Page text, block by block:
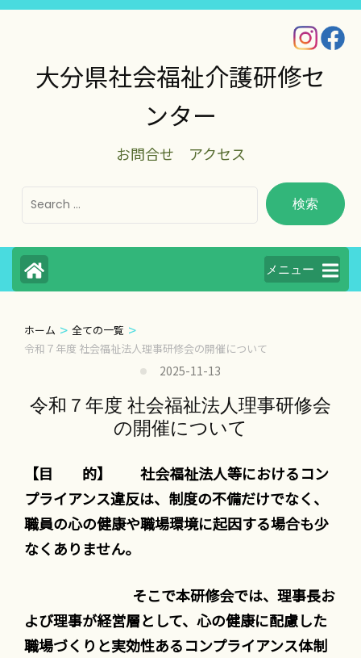
コ
(Enter
を
大分県社会福祉介護研修セ
ンター
お問合せ アクセス
メニュー
ホーム > 全ての一覧 >
令和７年度 社会福祉法人理事研修会の開催について
2025-11-13
令和７年度 社会福祉法人理事研修会
の開催について
【目 的】 社会福祉法人等におけるコン
プライアンス違反は、制度の不備だけでなく、
職員の心の健康や職場環境に起因する場合も少
なくありません。
そこで本研修会では、理事長お
よび理事が経営層として、心の健康に配慮した
職場づくりと実効性あるコンプライアンス体制